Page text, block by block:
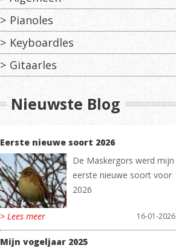
Pianoles
Keyboardles
Gitaarles
Nieuwste Blog
Eerste nieuwe soort 2026
De Maskergors werd mijn
eerste nieuwe soort voor
2026
> Lees meer 16-01-2026
Mijn vogeljaar 2025